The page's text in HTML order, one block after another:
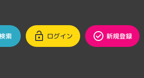
索 ログイン 新規登録